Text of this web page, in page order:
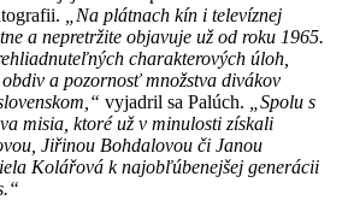
„Na plátnach kín i televíznej
a nepretržite objavuje už od roku 1965.
charakterových úloh,
a pozornosť množstva divákov
vyjadril sa Palúch.
„Spolu s
misia, ktoré už v minulosti získali
Jiřinou Bohdalovou či Janou
Kolářová k najobľúbenejšej generácii